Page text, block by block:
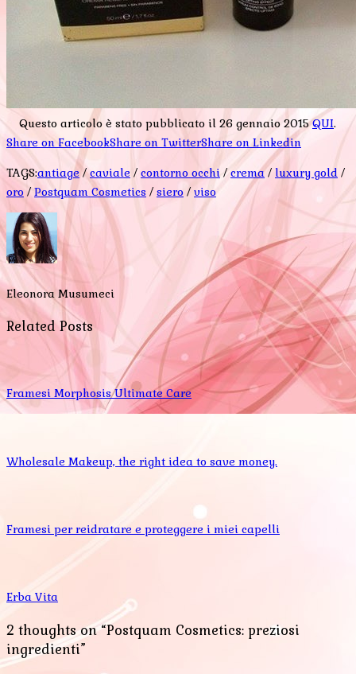
Questo articolo è stato pubblicato il 26 gennaio 2015QUI.
Share on FacebookShare on TwitterShare on Linkedin
TAGS:antiage/caviale / contorno occhi / crema/ luxury gold /
oro / Postquam Cosmetics / siero / viso
Eleonora Musumeci
Related Posts
Framesi Morphosis Ultimate Care
Wholesale Makeup, the right idea to save money.
Framesi per reidratare e proteggere i miei capelli
Erba Vita
2 thoughts on “Postquam Cosmetics: preziosi
ingredienti”